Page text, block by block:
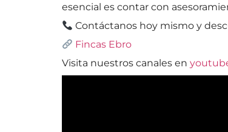
esencial es contar con
Contáctanos hoy mismo y
Fincas Ebro
Visita nuestros canales en